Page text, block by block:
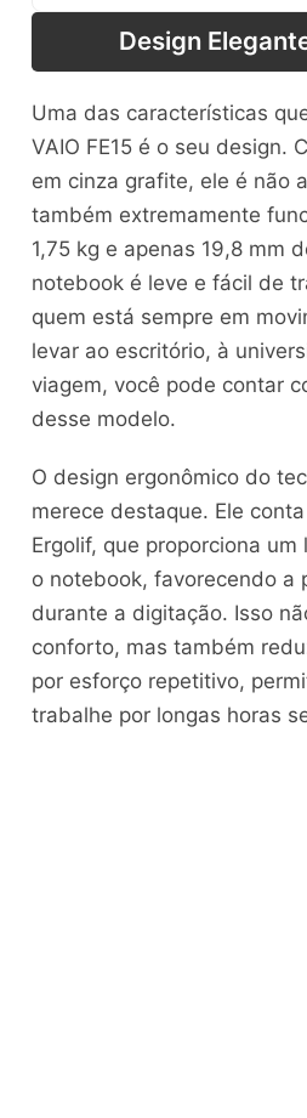
Design
Uma das características
VAIO FE15 é o seu design.
em cinza grafite, ele é não
também extremamente
1,75 kg e apenas 19,8 mm
notebook é leve e fácil de
quem está sempre em
levar ao escritório, à
viagem, você pode contar
desse modelo.
O design ergonômico do
merece destaque. Ele
Ergolif, que proporciona
o notebook, favorecendo a
durante a digitação. Isso
conforto, mas também
por esforço repetitivo,
trabalhe por longas horas